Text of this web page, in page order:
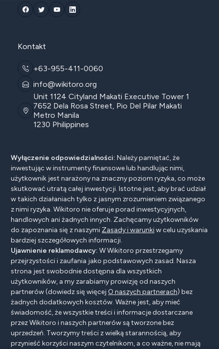
Kontakt
+63-955-411-0060
info@wikitoro.org
Unit 1124 Cityland Makati Executive Tower 1
7652 Dela Rosa Street, Pio Del Pilar Makati
Metro Manila
1230 Philippines
Wyłączenie odpowiedzialności: Należy pamiętać, że
inwestując w instrumenty finansowe lub handlując nimi,
użytkownik jest narażony na znaczny poziom ryzyka, co może
skutkować utratą całej inwestycji. Istotne jest, aby brać udział
w takich działaniach tylko z jasnym zrozumieniem związanego
z nimi ryzyka. Wikitoro nie oferuje porad inwestycyjnych,
handlowych ani żadnych innych. Zachęcamy użytkowników
do zapoznania się z naszymi Zasady i warunkiw celu uzyskania
bardziej szczegółowych informacji.
Ujawnienie reklamodawcy: W Wikitoro przestrzegamy
przejrzystości i zaufania jako podstawowych zasad. Nasza
strona jest swobodnie dostępna dla wszystkich
użytkowników, a my zarabiamy prowizję od naszych
partnerów (dowiedz się więcej O naszych partnerach) bez
żadnych dodatkowych kosztów. Ważne jest, aby mieć
świadomość, że wszystkie treści i informacje dostarczane
przez Wikitoro i naszych partnerów są tworzone bez
uprzedzeń. Tworzymy treści z wielką starannością, aby
przynieść korzyści naszym czytelnikom, a co ważne, nie mają